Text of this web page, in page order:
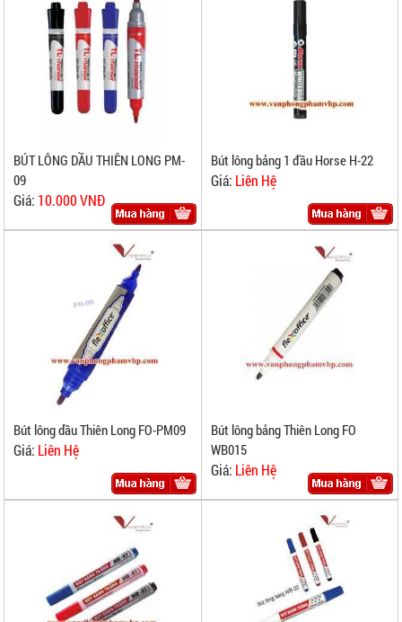
BÚT LÔNG DẦU THIÊN LONG PM-
09
Giá: 10.000 VNĐ
Bút lông bảng 1 đầu Horse H-22
Giá: Liên Hệ
Bút lông dầu Thiên Long FO-PM09
Giá: Liên Hệ
Bút lông bảng Thiên Long FO
WB015
Giá: Liên Hệ